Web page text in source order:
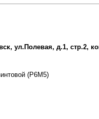
ул.Полевая, д.1, стр.2,
(Р6М5)